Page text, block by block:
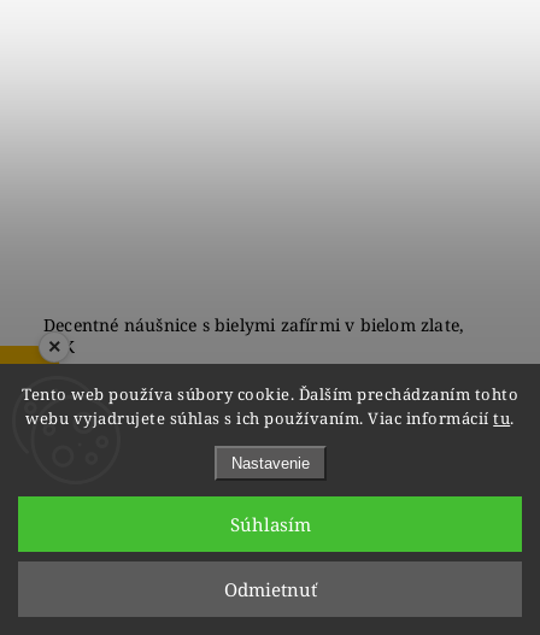
Tento web používa súbory cookie. Ďalším prechádzaním tohto
webu vyjadrujete súhlas s ich používaním. Viac informáciítu.
Nastavenie
Odmietnuť
Súhlasím
Decentné náušnice s bielymi zafírmi v bielom zlate,
14K
€800
1
2
ZOBRAZIŤ RECENZIE
×